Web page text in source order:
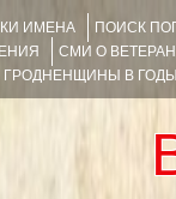
ИМЕНА ПОИСК
СМИ О
В